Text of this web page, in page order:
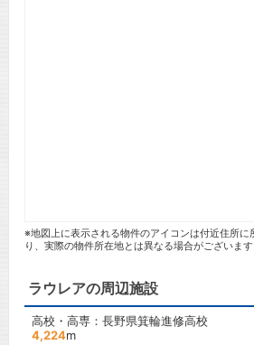
※地図上に表示される物件のアイコンは付近住所に
り、実際の物件所在地とは異なる場合がございます
ラウレアの周辺施設
高校・高専：長野県箕輪進修高校
4,224m